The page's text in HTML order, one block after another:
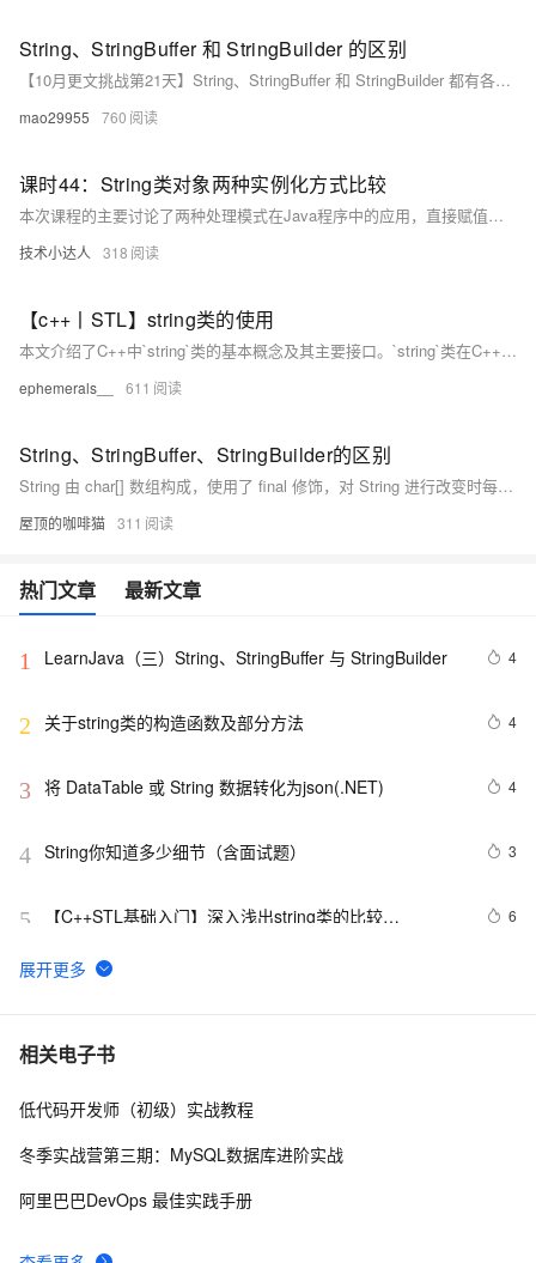
String、StringBuffer 和 StringBuilder 的区别
【10月更文挑战第21天】String、StringBuffer 和 StringBuilder 都有各自的特点和适用场景。了解它们之间的区别，可以帮助我们在编程中更合理地选择和使用这些类，从而提高程序的性能和质量。还可以结合具体的代码示例和实际应用场景，进一步深入分析它们的性能差异和使用技巧，使对它们的理解更加全面和深入。
mao29955 760
课时44：String类对象两种实例化方式比较
本次课程的主要讨论了两种处理模式在Java程序中的应用，直接赋值和构造方法实例化。此外，还讨论了字符串池的概念，指出在Java程序的底层，DOM提供了专门的字符串池，用于存储和查找字符串。 1.直接赋值的对象化模式 2.字符串池的概念 3.构造方法实例化
技术小达人 318
【c++丨STL】string类的使用
本文介绍了C++中`string`类的基本概念及其主要接口。`string`类在C++标准库中扮演着重要角色，它提供了比C语言中字符串处理函数更丰富、安全和便捷的功能。文章详细讲解了`string`类的构造函数、赋值运算符、容量管理接口、元素访问及遍历方法、字符串修改操作、字符串运算接口、常量成员和非成员函数等内容。通过实例演示了如何使用这些接口进行字符串的创建、修改、查找和比较等操作，帮助读者更好地理解和掌握`string`类的应用。
ephemerals__ 611
String、StringBuffer、StringBuilder的区别
String 由 char[] 数组构成，使用了 final 修饰，对 String 进行改变时每次都会新生成一个 String 对象，然后把指针指向新的引用对象。 StringBuffer可变并且线程安全；有一定缓冲区容量，字符串大小没超过容量，不会重新分配新的容量，适合多线程操作字符串； StringBuiler可变并且线程不安全。速度比StringBuffer更快，适合单线程操作字符串。 操作少量字符数据用 String；单线程操作大量数据用 StringBuilder；多线程操作大量数据用 StringBuffer
屋顶的咖啡猫 311
热门文章 最新文章
1 LearnJava（三）String、StringBuffer 与 StringBuilder 4
2 关于string类的构造函数及部分方法 4
3 将 DataTable 或 String 数据转化为json(.NET) 4
4 String你知道多少细节（含面试题） 3
5
【C++STL基础入门】深入浅出string类的比较
6
6 扩展java.lang.String功能函数
7 Redis命令——字符串(String)
8 java String与Int相互转换
相关电子书
低代码开发师（初级）实战教程
冬季实战营第三期：MySQL数据库进阶实战
阿里巴巴DevOps 最佳实践手册